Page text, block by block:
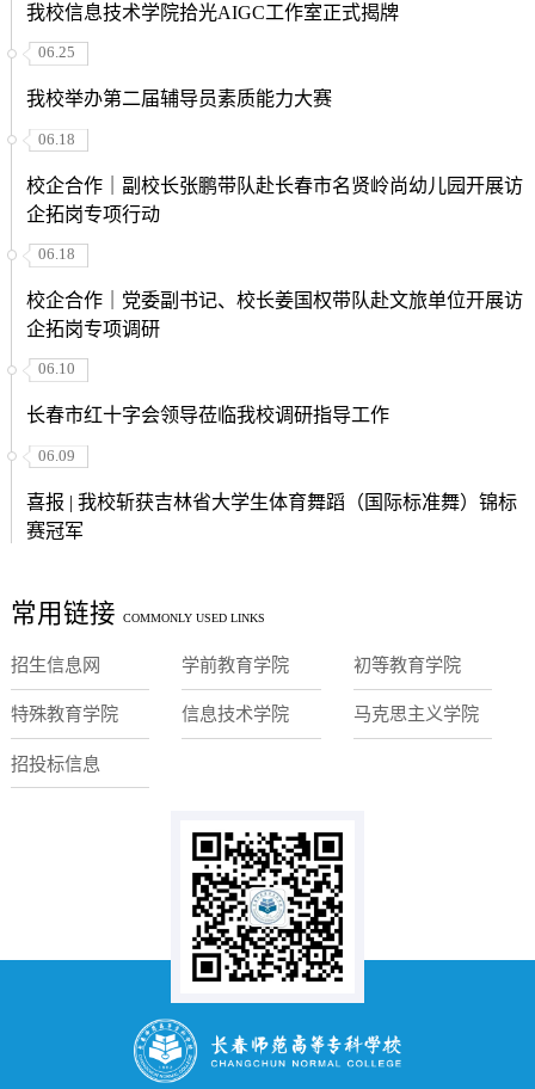
我校信息技术学院拾光AIGC工作室正式揭牌
06.25
我校举办第二届辅导员素质能力大赛
06.18
校企合作｜副校长张鹏带队赴长春市名贤岭尚幼儿园开展访
企拓岗专项行动
06.18
校企合作｜党委副书记、校长姜国权带队赴文旅单位开展访
企拓岗专项调研
06.10
长春市红十字会领导莅临我校调研指导工作
06.09
喜报 | 我校斩获吉林省大学生体育舞蹈（国际标准舞）锦标
赛冠军
常用链接 COMMONLY USED LINKS
招生信息网 学前教育学院 初等教育学院
特殊教育学院 信息技术学院 马克思主义学院
招投标信息